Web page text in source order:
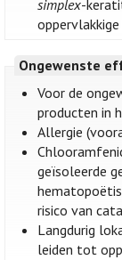
simplex-
Ongewenste
Voor de
producten in
Allergie
geïsoleerde
risico van
Langdurig
leiden tot